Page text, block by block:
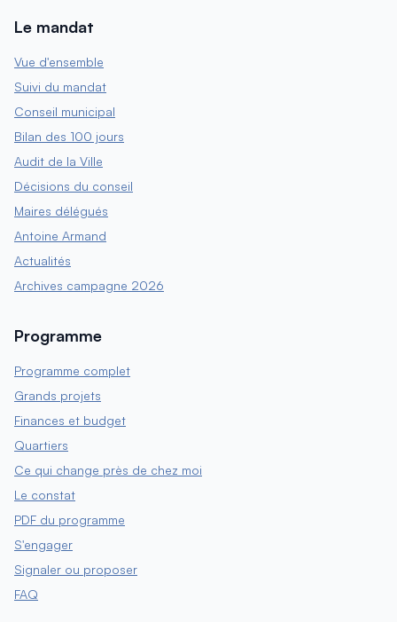
Le mandat
Vue d'ensemble
Suivi du mandat
Conseil municipal
Bilan des 100 jours
Audit de la Ville
Décisions du conseil
Maires délégués
Antoine Armand
Actualités
Archives campagne 2026
Programme
Programme complet
Grands projets
Finances et budget
Quartiers
Ce qui change près de chez moi
Le constat
PDF du programme
S'engager
Signaler ou proposer
FAQ